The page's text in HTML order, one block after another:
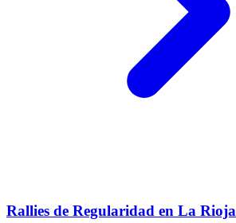
Rallies de Regularidad en La Rioja